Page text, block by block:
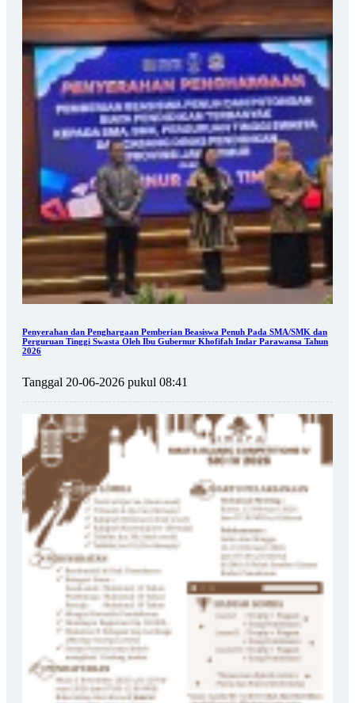
Penyerahan dan Penghargaan Pemberian Beasiswa Penuh Pada SMA/SMK dan
Perguruan Tinggi Swasta Oleh Ibu Gubernur Khofifah Indar Parawansa Tahun
2026
Tanggal 20-06-2026 pukul 08:41